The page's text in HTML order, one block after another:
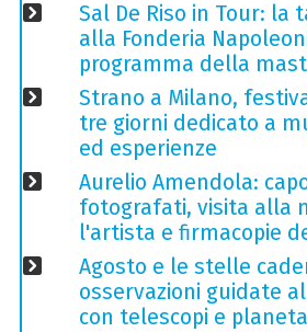
Sal De Riso in Tour: la
alla Fonderia
programma della
Strano a Milano,
tre giorni dedicato a
ed esperienze
Aurelio Amendola:
fotografati, visita alla
l'artista e firmacopie
Agosto e le stelle
osservazioni guidate
con telescopi e